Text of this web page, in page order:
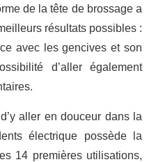
de la tête de brossage a
résultats possibles :
avec les gencives et son
d’aller également
aller en douceur dans la
électrique possède la
14 premières utilisations,